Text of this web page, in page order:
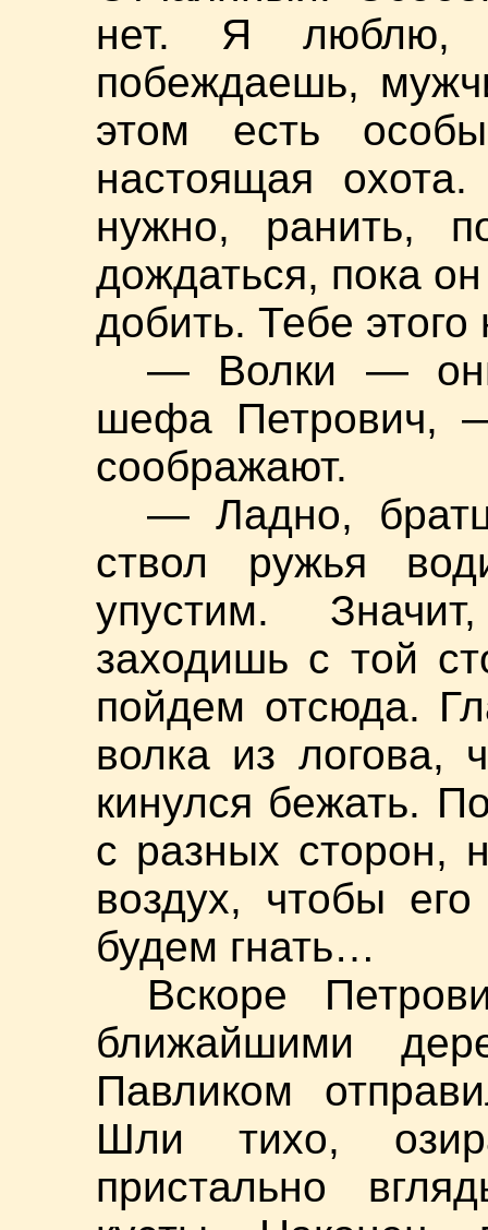
нет. Я люблю,
побеждаешь,
этом есть
настоящая
нужно, ранить,
дождаться, пока
добить. Тебе
— Волки —
шефа Петрович,
соображают.
— Ладно,
ствол ружья
упустим.
заходишь с той
пойдем отсюда.
волка из логова,
кинулся бежать.
с разных сторон,
воздух, чтобы
будем гнать…
Вскоре
ближайшими
Павликом
Шли тихо,
пристально